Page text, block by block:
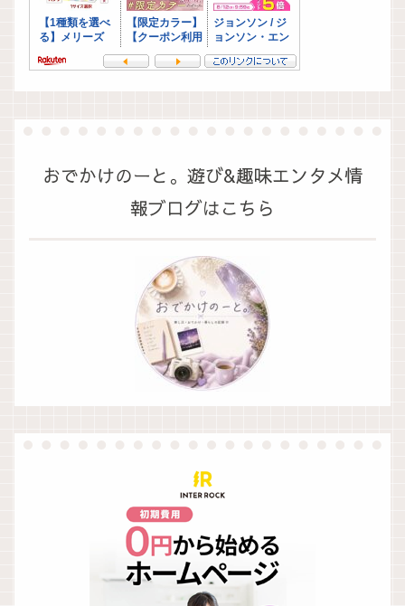
おでかけのーと。遊び&趣味エンタメ情
報ブログはこちら